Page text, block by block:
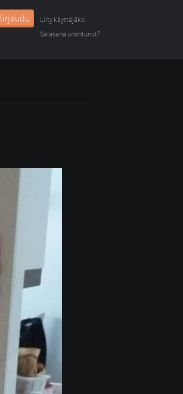
Liity käyttäjäksi
Salasana unohtunut?